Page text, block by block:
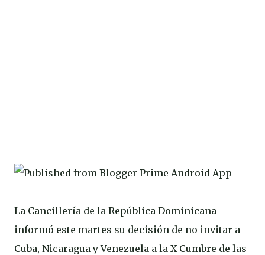
La Cancillería de la República Dominicana
informó este martes su decisión de no invitar a
Cuba, Nicaragua y Venezuela a la X Cumbre de las